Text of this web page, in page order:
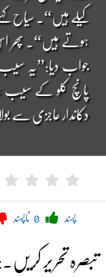
کیلے ہیں“۔ سیاح
ہوتے ہیں“۔ پھر
جواب دیا:”یہ
پانچ کلو کے سیب
دکاندار عاجزی سے
پسند ناپسند
تبصرہ تحریر